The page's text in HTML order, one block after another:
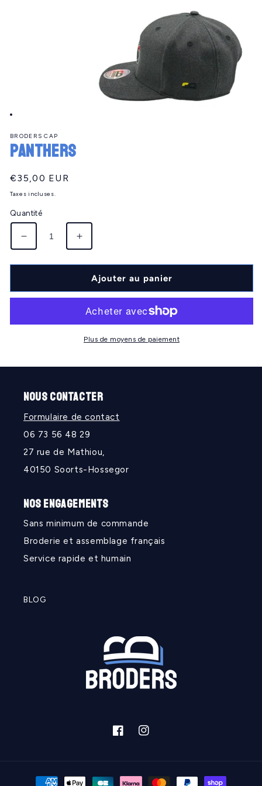
média
1
dans
modale
BRODERS CAP
PANTHERS
Prix
habituel
€35,00 EUR
Taxes incluses.
Quantité
Réduire
la
quantité
PANTHERS
Augmenter
la
quantité
PANTHERS
Ajouter au panier
Plus de moyens de paiement
NOUS CONTACTER
Formulaire de contact
06 73 56 48 29
27 rue de Mathiou,
40150 Soorts-Hossegor
NOS ENGAGEMENTS
Sans minimum de commande
Broderie et assemblage français
Service rapide et humain
BLOG
FacebookInstagram
Moyens